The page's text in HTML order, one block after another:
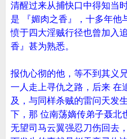
清醒过来从捕快口中得知当
是 『媚肉之香』，十多年他
愤于四大淫贼行径也曾加入
香』甚为熟悉。
报仇心彻的他，等不到其义
一人走上寻仇之路，后来 在
及，与同样杀贼的雷问天发
下，那 位南荡嫡传弟子聂北
无望司马云翼强忍刀伤回去